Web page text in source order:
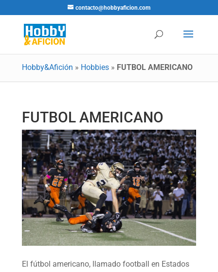
contacto@hobbyaficion.com
Hobby&Afición » Hobbies» FUTBOL AMERICANO
FUTBOL AMERICANO
El fútbol americano, llamado football en Estados